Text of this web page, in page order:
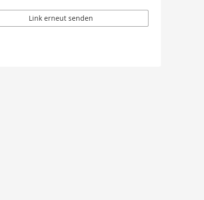
Link erneut senden